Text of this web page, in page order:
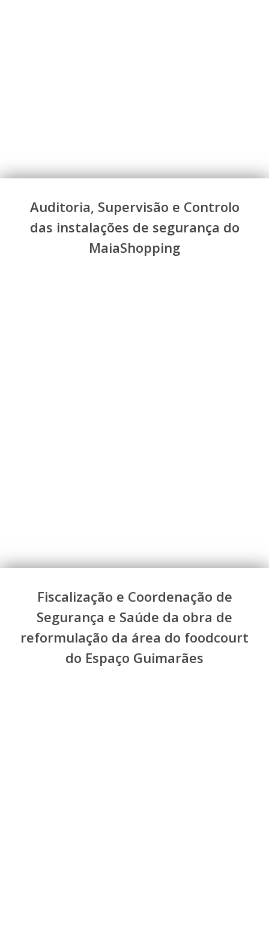
Auditoria, Supervisão e Controlo
das instalações de segurança do
MaiaShopping
Fiscalização e Coordenação de
Segurança e Saúde da obra de
reformulação da área do foodcourt
do Espaço Guimarães